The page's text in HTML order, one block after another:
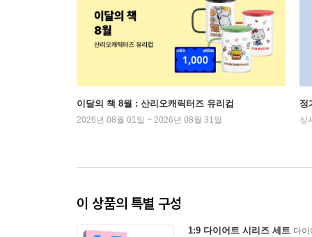
이달의 책 8월 : 산리오캐릭터즈 유리컵
2026년 08월 01일 ~ 2026년 08월 31일
정
상
이 상품의 특별 구성
1:9 다이어트 시리즈 세트 다